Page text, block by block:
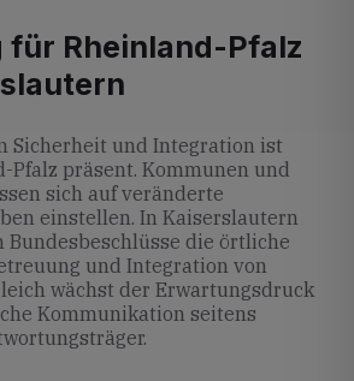
für Rheinland-Pfalz
Sicherheit und Integration ist
Pfalz präsent. Kommunen und
sich auf veränderte
einstellen. In Kaiserslautern
Bundesbeschlüsse die örtliche
und Integration von
wächst der Erwartungsdruck
Kommunikation seitens